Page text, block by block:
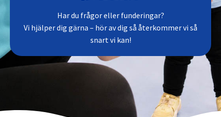
Har du frågor eller funderingar?
Vi hjälper dig gärna – hör av dig så återkommer vi så
snart vi kan!